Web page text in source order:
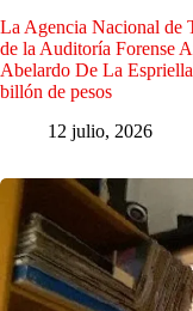
La Agencia Nacional de
de la Auditoría Forense
Abelardo De La
billón de pesos
12 julio, 2026